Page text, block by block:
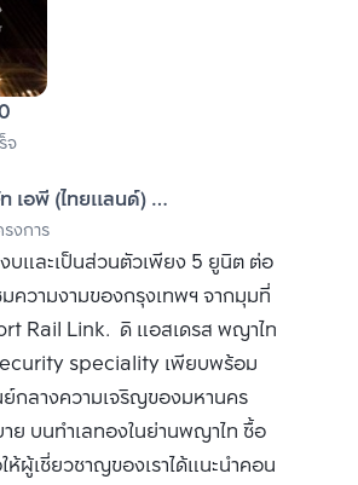
จ
เอพี (ไทยแลนด์)
มหาชน)
งการ
และเป็นส่วนตัวเพียง 5 ยูนิต ต่อ
ความงามของกรุงเทพฯ จากมุมที่
Rail Link. ดิ แอสเดรส พญาไท
speciality เพียบพร้อม
กลางความเจริญของมหานคร
บนทำเลทองในย่านพญาไท ซื้อ
ผู้เชี่ยวชาญของเราได้แนะนำคอน